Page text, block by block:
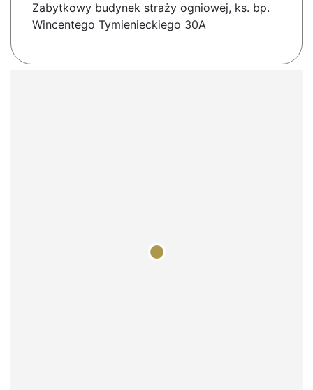
Zabytkowy budynek straży ogniowej, ks. bp.
Wincentego Tymienieckiego 30A